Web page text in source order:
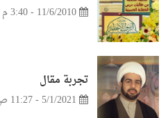
11/6/2010 - 3:40 م
تجربة مقال